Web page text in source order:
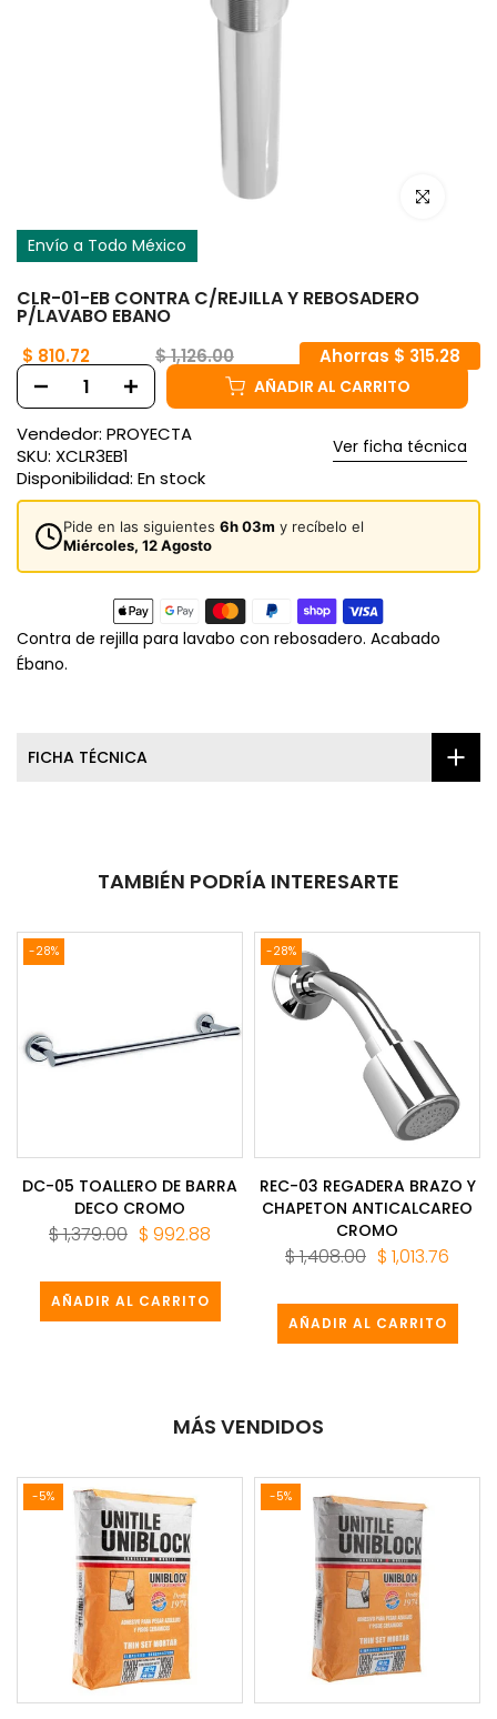
Haz clic
Envío a Todo México
CLR-01-EB CONTRA C/REJILLA Y REBOSADERO
P/LAVABO EBANO
$ 810.72 $ 1,126.00 Ahorras $ 315.28
AÑADIR AL CARRITO
Ver ficha técnica
Vendedor: PROYECTA
SKU: XCLR3EB1
Disponibilidad: En stock
Pide en las siguientes 6h 03m y recíbelo el
Miércoles, 12 Agosto
Contra de rejilla para lavabo con rebosadero. Acabado
Ébano.
FICHA TÉCNICA
TAMBIÉN PODRÍA INTERESARTE
-28%
DC-05 TOALLERO DE BARRA
DECO CROMO
$ 1,379.00 $ 992.88
AÑADIR AL CARRITO
-28%
REC-03 REGADERA BRAZO Y
CHAPETON ANTICALCAREO
CROMO
$ 1,408.00 $ 1,013.76
AÑADIR AL CARRITO
MÁS VENDIDOS
-5% -5%